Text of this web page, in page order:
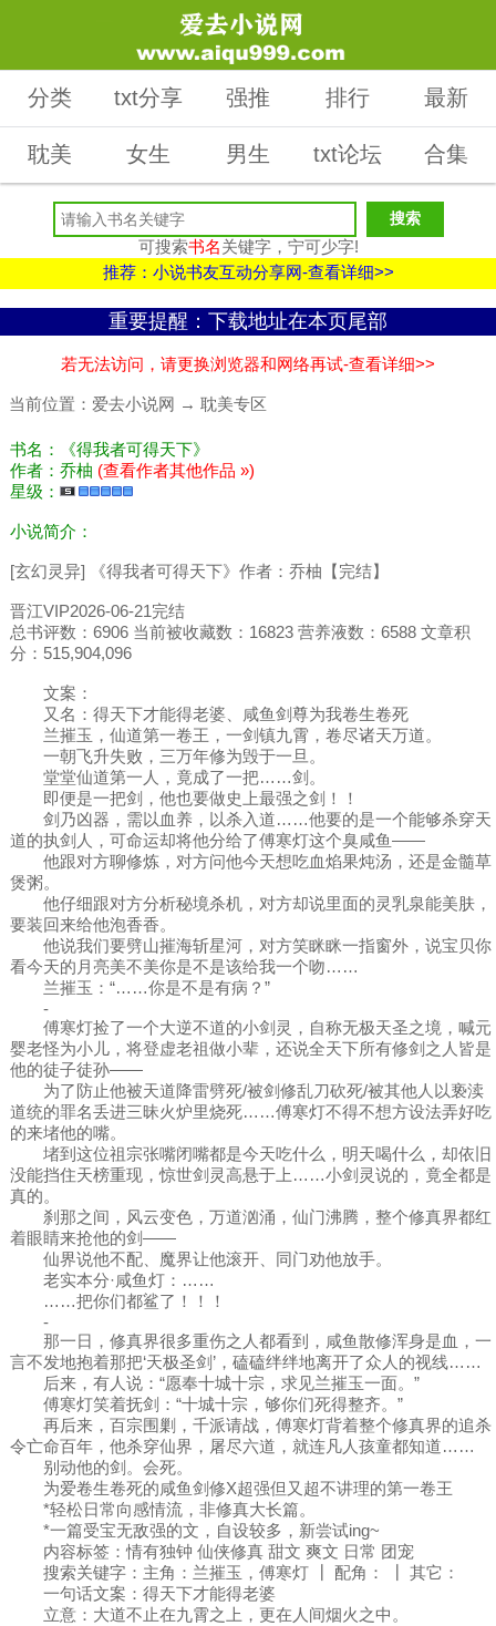
分类 txt分享 强推 排行 最新
耽美 女生 男生 txt论坛 合集
可搜索书名关键字，宁可少字!
推荐：小说书友互动分享网-查看详细>>
重要提醒：下载地址在本页尾部
若无法访问，请更换浏览器和网络再试-查看详细>>
当前位置： 爱去小说网 → 耽美专区
书名：《得我者可得天下》
作者：乔柚 (查看作者其他作品 »)
星级：
小说简介：
[玄幻灵异] 《得我者可得天下》作者：乔柚【完结】
晋江VIP2026-06-21完结
总书评数：6906 当前被收藏数：16823 营养液数：6588 文章积
分：515,904,096
文案：
又名：得天下才能得老婆、咸鱼剑尊为我卷生卷死
兰摧玉，仙道第一卷王，一剑镇九霄，卷尽诸天万道。
一朝飞升失败，三万年修为毁于一旦。
堂堂仙道第一人，竟成了一把……剑。
即便是一把剑，他也要做史上最强之剑！！
剑乃凶器，需以血养，以杀入道……他要的是一个能够杀穿天
道的执剑人，可命运却将他分给了傅寒灯这个臭咸鱼——
他跟对方聊修炼，对方问他今天想吃血焰果炖汤，还是金髓草
煲粥。
他仔细跟对方分析秘境杀机，对方却说里面的灵乳泉能美肤，
要装回来给他泡香香。
他说我们要劈山摧海斩星河，对方笑眯眯一指窗外，说宝贝你
看今天的月亮美不美你是不是该给我一个吻……
兰摧玉：“……你是不是有病？”
-
傅寒灯捡了一个大逆不道的小剑灵，自称无极天圣之境，喊元
婴老怪为小儿，将登虚老祖做小辈，还说全天下所有修剑之人皆是
他的徒子徒孙——
为了防止他被天道降雷劈死/被剑修乱刀砍死/被其他人以亵渎
道统的罪名丢进三昧火炉里烧死……傅寒灯不得不想方设法弄好吃
的来堵他的嘴。
堵到这位祖宗张嘴闭嘴都是今天吃什么，明天喝什么，却依旧
没能挡住天榜重现，惊世剑灵高悬于上……小剑灵说的，竟全都是
真的。
刹那之间，风云变色，万道汹涌，仙门沸腾，整个修真界都红
着眼睛来抢他的剑——
仙界说他不配、魔界让他滚开、同门劝他放手。
老实本分·咸鱼灯：……
……把你们都鲨了！！！
-
那一日，修真界很多重伤之人都看到，咸鱼散修浑身是血，一
言不发地抱着那把‘天极圣剑’，磕磕绊绊地离开了众人的视线……
后来，有人说：“愿奉十城十宗，求见兰摧玉一面。”
傅寒灯笑着抚剑：“十城十宗，够你们死得整齐。”
再后来，百宗围剿，千派请战，傅寒灯背着整个修真界的追杀
令亡命百年，他杀穿仙界，屠尽六道，就连凡人孩童都知道……
别动他的剑。会死。
为爱卷生卷死的咸鱼剑修X超强但又超不讲理的第一卷王
*轻松日常向感情流，非修真大长篇。
*一篇受宝无敌强的文，自设较多，新尝试ing~
内容标签：情有独钟 仙侠修真 甜文 爽文 日常 团宠
搜索关键字：主角：兰摧玉，傅寒灯 ┃ 配角： ┃ 其它：
一句话文案：得天下才能得老婆
立意：大道不止在九霄之上，更在人间烟火之中。